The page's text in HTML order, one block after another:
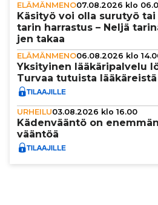
ELÄMÄNMENO07.08.2026 klo
Käsityö voi olla surutyö
ta­rin harrastus – Neljä
jen takaa
ELÄMÄNMENO06.08.2026 klo
Yksi­tyi­nen lää­kä­ri­pal­velu
Turvaa tutuista lää­kä­reistä
URHEILU03.08.2026 klo 16.00
Käden­vääntö on
vääntöä